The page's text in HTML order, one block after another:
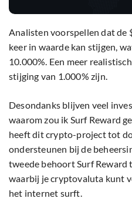
Analisten voorspellen dat de
keer in waarde kan stijgen,
10.000%. Een meer
stijging van 1.000% zijn.
Desondanks blijven veel
waarom zou ik Surf Reward
heeft dit crypto-project tot
ondersteunen bij de
tweede behoort Surf Reward
waarbij je cryptovaluta kunt
het internet surft.